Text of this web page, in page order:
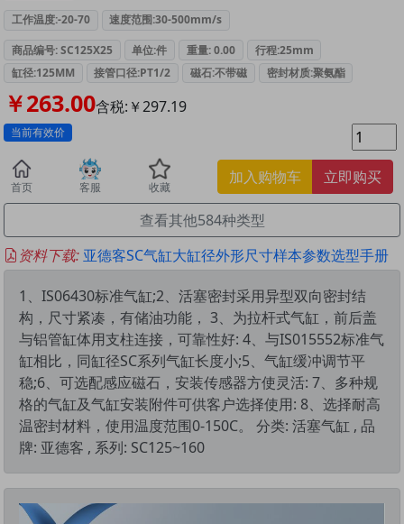
工作温度:-20-70
速度范围:30-500mm/s
商品编号: SC125X25
单位:件 重量: 0.00
行程:25mm
缸径:125MM
接管口径:PT1/2 磁石:不带磁 密封材质:聚氨酯
￥263.00含税:￥297.19
当前有效价
首页 客服 收藏
加入购物车 立即购买
查看其他584种类型
资料下载: 亚德客SC气缸大缸径外形尺寸样本参数选型手册
1、IS06430标准气缸;2、活塞密封采用异型双向密封结
构，尺寸紧凑，有储油功能， 3、为拉杆式气缸，前后盖
与铝管缸体用支柱连接，可靠性好: 4、与IS015552标准气
缸相比，同缸径SC系列气缸长度小;5、气缸缓冲调节平
稳;6、可选配感应磁石，安装传感器方使灵活: 7、多种规
格的气缸及气缸安装附件可供客户选择使用: 8、选择耐高
温密封材料，使用温度范围0-150C。 分类: 活塞气缸 , 品
牌: 亚德客 , 系列: SC125~160